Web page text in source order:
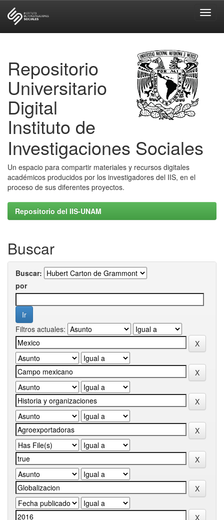
Repositorio
Universitario
Digital
Instituto de
Investigaciones Sociales
Un espacio para compartir materiales y recursos digitales
académicos producidos por los investigadores del IIS, en el
proceso de sus diferentes proyectos.
Repositorio del IIS-UNAM
Buscar
Buscar:
por
Filtros actuales: